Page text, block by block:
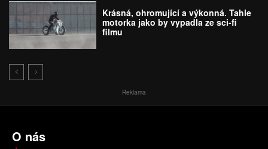
Krásná, ohromující a výkonná. Tahle
motorka jako by vypadla ze sci-fi
filmu
Reklama
O nás